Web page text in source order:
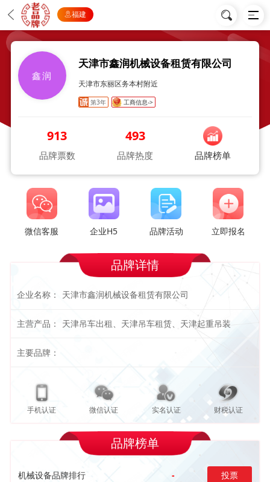
福建
鑫润
天津市鑫润机械设备租赁有限公司
天津市东丽区务本村附近
第3年 工商信息->
913
品牌票数
493
品牌热度 品牌榜单
微信客服 企业H5 品牌活动 立即报名
品牌详情
企业名称： 天津市鑫润机械设备租赁有限公司
主营产品： 天津吊车出租、天津吊车租赁、天津起重吊装
主要品牌：
手机认证 微信认证 实名认证 财税认证
品牌榜单
机械设备品牌排行 - 投票